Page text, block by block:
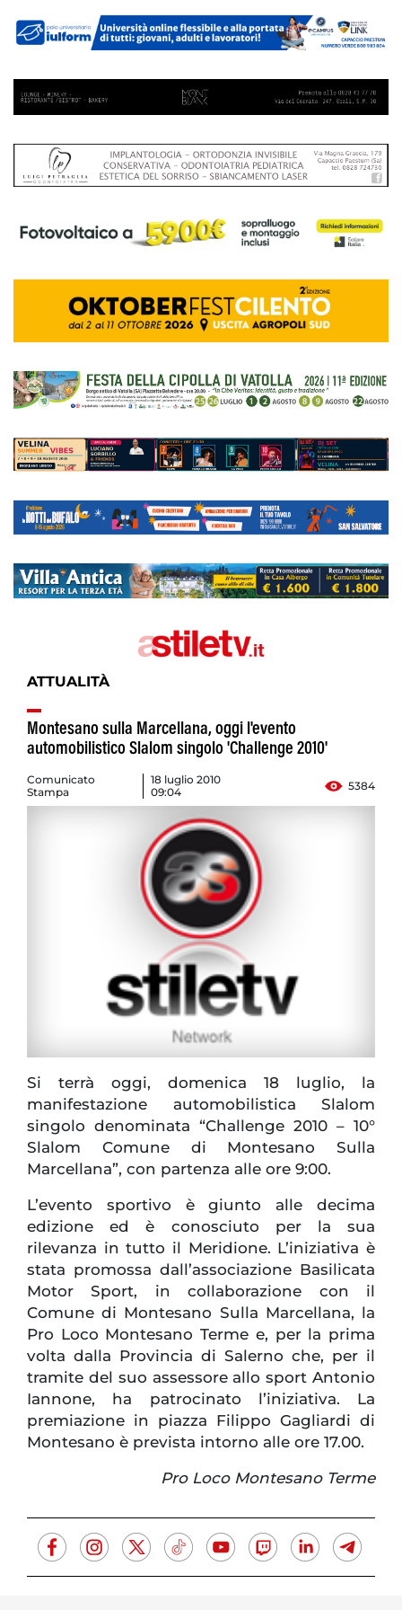
ATTUALITÀ
Montesano sulla Marcellana, oggi l'evento
automobilistico Slalom singolo 'Challenge 2010'
Comunicato
Stampa
18 luglio 2010
09:04
5384
Si terrà oggi, domenica 18 luglio, la
manifestazione automobilistica Slalom
singolo denominata “Challenge 2010 – 10°
Slalom Comune di Montesano Sulla
Marcellana”, con partenza alle ore 9:00.
L’evento sportivo è giunto alle decima
edizione ed è conosciuto per la sua
rilevanza in tutto il Meridione. L’iniziativa è
stata promossa dall’associazione Basilicata
Motor Sport, in collaborazione con il
Comune di Montesano Sulla Marcellana, la
Pro Loco Montesano Terme e, per la prima
volta dalla Provincia di Salerno che, per il
tramite del suo assessore allo sport Antonio
Iannone, ha patrocinato l’iniziativa. La
premiazione in piazza Filippo Gagliardi di
Montesano è prevista intorno alle ore 17.00.
Pro Loco Montesano Terme